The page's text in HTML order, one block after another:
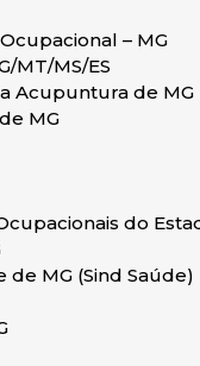
– MG
MT/MS/ES
Acupuntura de MG
MG
do
MG (Sind Saúde)